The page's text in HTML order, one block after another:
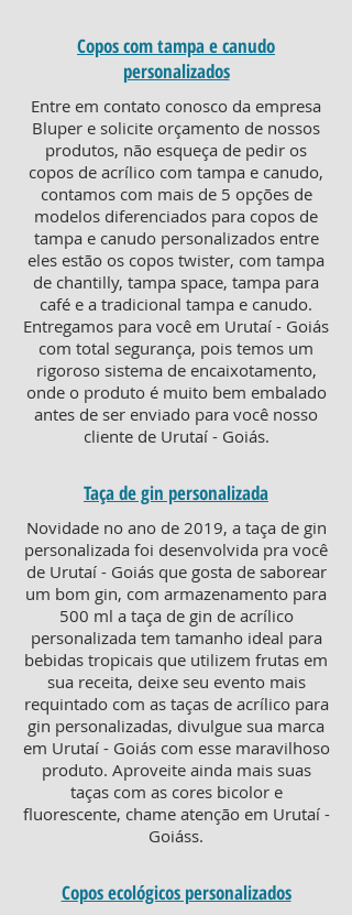
Copos com tampa e canudo
personalizados
Entre em contato conosco da empresa
Bluper e solicite orçamento de nossos
produtos, não esqueça de pedir os
copos de acrílico com tampa e canudo,
contamos com mais de 5 opções de
modelos diferenciados para copos de
tampa e canudo personalizados entre
eles estão os copos twister, com tampa
de chantilly, tampa space, tampa para
café e a tradicional tampa e canudo.
Entregamos para você em Urutaí - Goiás
com total segurança, pois temos um
rigoroso sistema de encaixotamento,
onde o produto é muito bem embalado
antes de ser enviado para você nosso
cliente de Urutaí - Goiás.
Taça de gin personalizada
Novidade no ano de 2019, a taça de gin
personalizada foi desenvolvida pra você
de Urutaí - Goiás que gosta de saborear
um bom gin, com armazenamento para
500 ml a taça de gin de acrílico
personalizada tem tamanho ideal para
bebidas tropicais que utilizem frutas em
sua receita, deixe seu evento mais
requintado com as taças de acrílico para
gin personalizadas, divulgue sua marca
em Urutaí - Goiás com esse maravilhoso
produto. Aproveite ainda mais suas
taças com as cores bicolor e
fluorescente, chame atenção em Urutaí -
Goiáss.
Copos ecológicos personalizados